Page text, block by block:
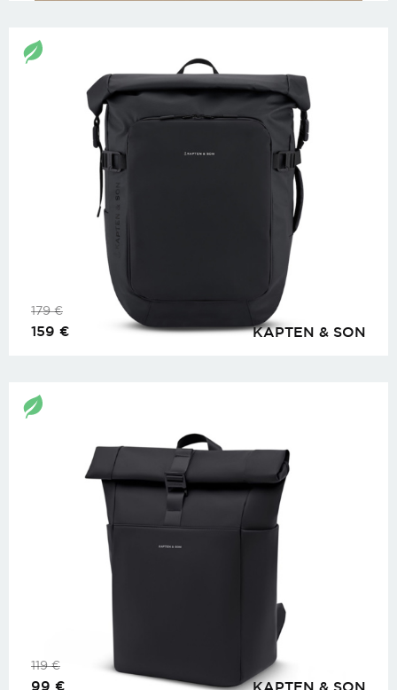
KAPTEN & SON
179€
159 €
KAPTEN & SON
119€
99 €